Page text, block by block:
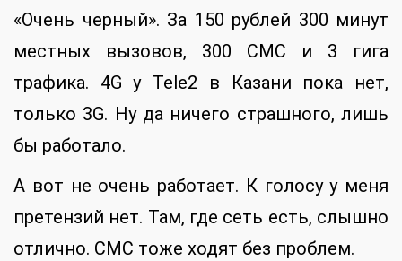
«Очень черный». За 150 рублей 300 минут
местных вызовов, 300 СМС и 3 гига
трафика. 4G у Tele2 в Казани пока нет,
только 3G. Ну да ничего страшного, лишь
бы работало.
А вот не очень работает. К голосу у меня
претензий нет. Там, где сеть есть, слышно
отлично. СМС тоже ходят без проблем.